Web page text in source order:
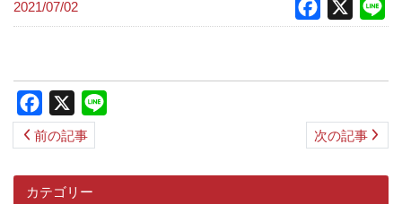
2021/07/02 Facebook
Facebook
前の記事 次の記事
カテゴリー